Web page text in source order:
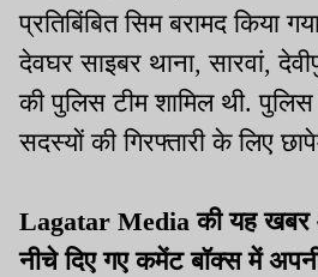
प्रतिबिंबित सिम बरामद किया
देवघर साइबर थाना, सारवां,
की पुलिस टीम शामिल थी.
सदस्यों की गिरफ्तारी के लिए
Lagatar Media की यह खबर
नीचे दिए गए कमेंट बॉक्स में